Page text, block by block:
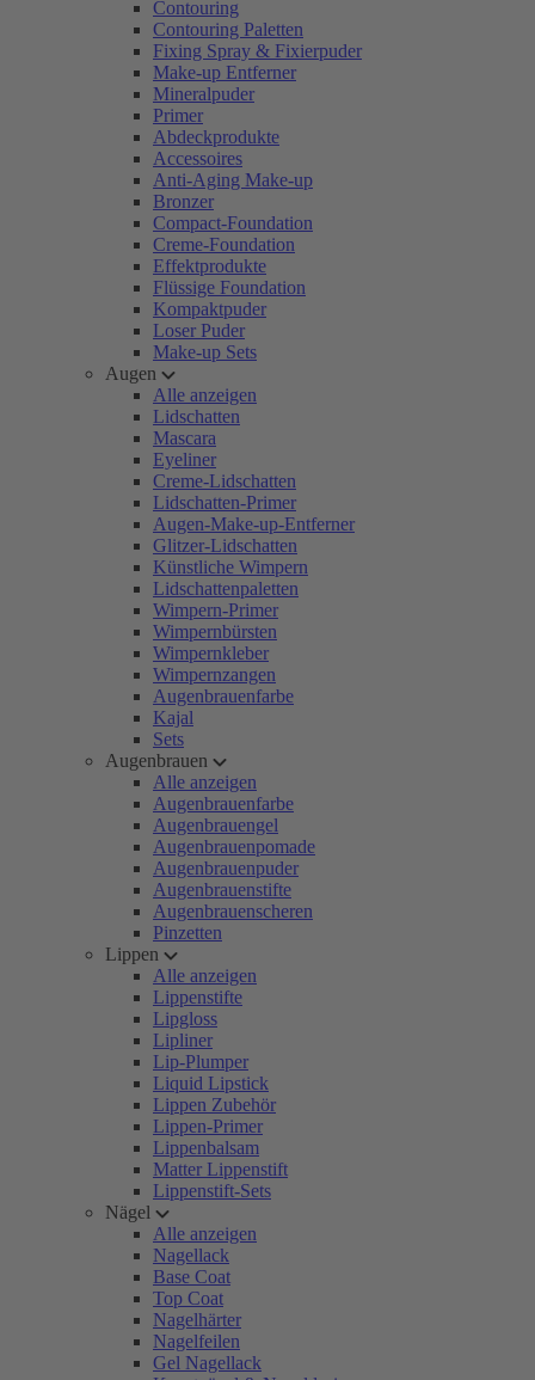
Contouring
Contouring Paletten
Fixing Spray & Fixierpuder
Make-up Entferner
Mineralpuder
Primer
Abdeckprodukte
Accessoires
Anti-Aging Make-up
Bronzer
Compact-Foundation
Creme-Foundation
Effektprodukte
Flüssige Foundation
Kompaktpuder
Loser Puder
Make-up Sets
Augen
Alle anzeigen
Lidschatten
Mascara
Eyeliner
Creme-Lidschatten
Lidschatten-Primer
Augen-Make-up-Entferner
Glitzer-Lidschatten
Künstliche Wimpern
Lidschattenpaletten
Wimpern-Primer
Wimpernbürsten
Wimpernkleber
Wimpernzangen
Augenbrauenfarbe
Kajal
Sets
Augenbrauen
Alle anzeigen
Augenbrauenfarbe
Augenbrauengel
Augenbrauenpomade
Augenbrauenpuder
Augenbrauenstifte
Augenbrauenscheren
Pinzetten
Lippen
Alle anzeigen
Lippenstifte
Lipgloss
Lipliner
Lip-Plumper
Liquid Lipstick
Lippen Zubehör
Lippen-Primer
Lippenbalsam
Matter Lippenstift
Lippenstift-Sets
Nägel
Alle anzeigen
Nagellack
Base Coat
Top Coat
Nagelhärter
Nagelfeilen
Gel Nagellack